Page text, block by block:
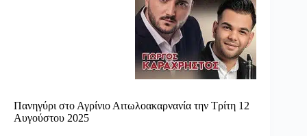
Πανηγύρι στο Αγρίνιο Αιτωλοακαρνανία την Τρίτη 12
Αυγούστου 2025